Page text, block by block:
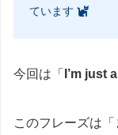
ています
今回は「 I’m just
このフレーズは「